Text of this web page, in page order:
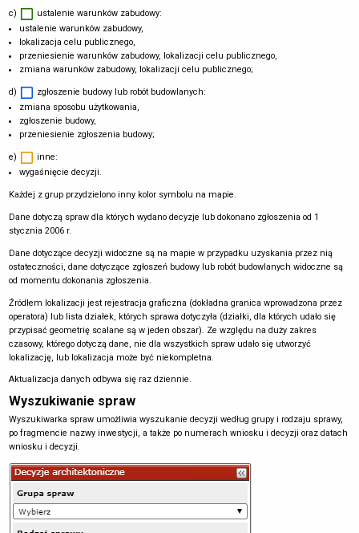
c)
ustalenie warunków zabudowy:
ustalenie warunków zabudowy,
lokalizacja celu publicznego,
przeniesienie warunków zabudowy, lokalizacji celu publicznego,
zmiana warunków zabudowy, lokalizacji celu publicznego;
d)
zgłoszenie budowy lub robót budowlanych:
zmiana sposobu użytkowania,
zgłoszenie budowy,
przeniesienie zgłoszenia budowy;
e)
inne:
wygaśnięcie decyzji.
Każdej z grup przydzielono inny kolor symbolu na mapie.
Dane dotyczą spraw dla których wydano decyzje lub dokonano zgłoszenia od 1
stycznia 2006 r.
Dane dotyczące decyzji widoczne są na mapie w przypadku uzyskania przez nią
ostateczności, dane dotyczące zgłoszeń budowy lub robót budowlanych widoczne są
od momentu dokonania zgłoszenia.
Źródłem lokalizacji jest rejestracja graficzna (dokładna granica wprowadzona przez
operatora) lub lista działek, których sprawa dotyczyła (działki, dla których udało się
przypisać geometrię scalane są w jeden obszar). Ze względu na duży zakres
czasowy, którego dotyczą dane, nie dla wszystkich spraw udało się utworzyć
lokalizację, lub lokalizacja może być niekompletna.
Aktualizacja danych odbywa się raz dziennie.
Wyszukiwanie spraw
Wyszukiwarka spraw umożliwia wyszukanie decyzji według grupy i rodzaju sprawy,
po fragmencie nazwy inwestycji, a także po numerach wniosku i decyzji oraz datach
wniosku i decyzji.